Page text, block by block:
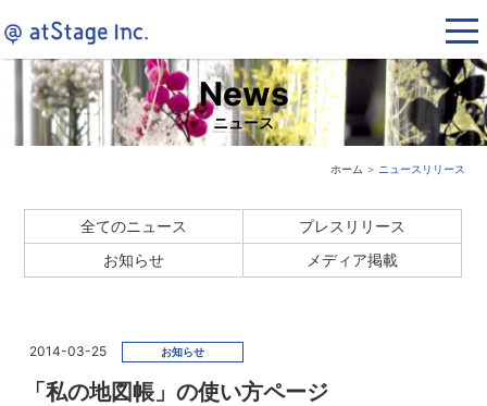
News
ニュース
ホーム ＞ ニュースリリース
全てのニュース
プレスリリース
お知らせ
メディア掲載
2014-03-25 お知らせ
「私の地図帳」の使い方ページ